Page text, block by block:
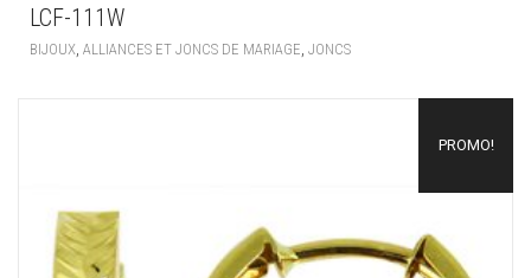
LCF-111W
BIJOUX ALLIANCES ET JONCS DE MARIAGE JONCS
PROMO!